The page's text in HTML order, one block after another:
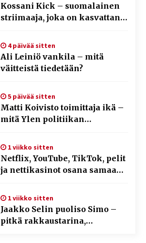
Kossani Kick – suomalainen
striimaaja, joka on kasvattanut
4 päivää sitten
Ali Leiniö vankila – mitä
väitteistä tiedetään?
5 päivää sitten
Matti Koivisto toimittaja ikä –
mitä Ylen politiikan
1 viikko sitten
Netflix, YouTube, TikTok, pelit
ja nettikasinot osana samaa
1 viikko sitten
Jaakko Selin puoliso Simo –
pitkä rakkaustarina,